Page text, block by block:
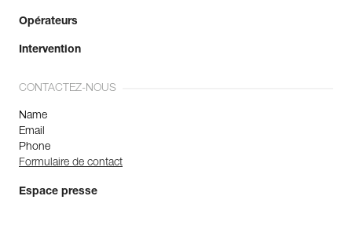
Opérateurs
Intervention
CONTACTEZ-NOUS
Name
Email
Phone
Formulaire de contact
Espace presse